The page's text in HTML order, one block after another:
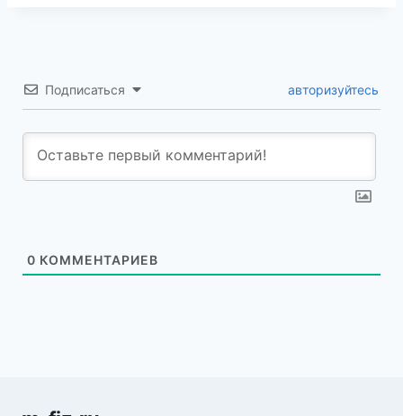
Подписаться авторизуйтесь
0 КОММЕНТАРИЕВ